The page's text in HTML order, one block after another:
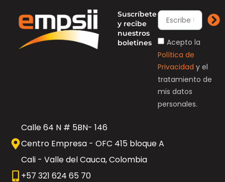
Suscríbete
y recibe
nuestros
boletines
Acepto la
Política de
Privacidad y el
tratamiento de
mis datos
personales.
Calle 64 N # 5BN- 146
Centro Empresa - OFC 415 bloque A
Cali - Valle del Cauca, Colombia
+57 321 624 65 70